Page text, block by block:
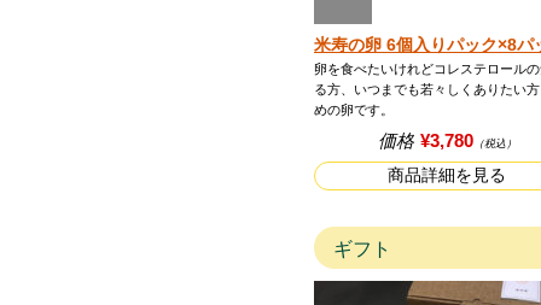
米寿の卵 6個入りパック×8パ
卵を食べたいけれどコレステロール
る方、いつまでも若々しくありたい
めの卵です。
価格 ¥3,780（税込）
商品詳細を見る
ギフト